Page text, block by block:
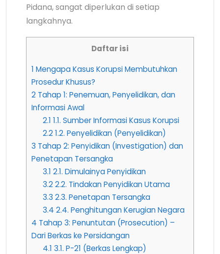
Pidana, sangat diperlukan di setiap
langkahnya.
Daftar isi
1 Mengapa Kasus Korupsi Membutuhkan
Prosedur Khusus?
2 Tahap 1: Penemuan, Penyelidikan, dan
Informasi Awal
2.1 1.1. Sumber Informasi Kasus Korupsi
2.21.2. Penyelidikan (Penyelidikan)
3 Tahap 2: Penyidikan (Investigation) dan
Penetapan Tersangka
3.1 2.1. Dimulainya Penyidikan
3.22.2. Tindakan Penyidikan Utama
3.3 2.3. Penetapan Tersangka
3.4 2.4. Penghitungan Kerugian Negara
4 Tahap 3: Penuntutan (Prosecution) –
Dari Berkas ke Persidangan
4.1 3.1. P-21 (Berkas Lengkap)